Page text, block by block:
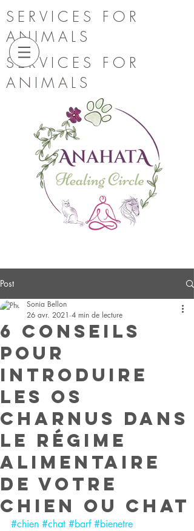
SERVICES FOR
ANIMALS
SERVICES FOR
ANIMALS
Post
6 conseils
pour
introduire
les os
charnus dans
le régime
alimentaire
de votre
chien ou chat
Sonia Bellon
26 avr. 2021 4 min de lecture
#chien #chat #barf #bienetre